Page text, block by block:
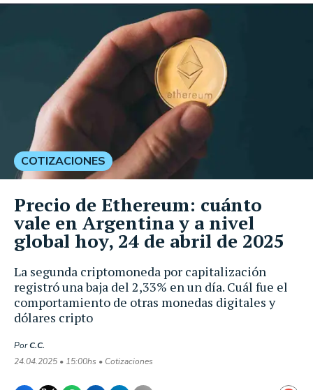
La segunda criptomoneda por capitalización
registró una baja del 2,33% en un día. Cuál fue el
comportamiento de otras monedas digitales y
dólares cripto
PorC.C.
24.04.2025 • 15:00hs • Cotizaciones
COTIZACIONES
Precio de Ethereum: cuánto
vale en Argentina y a nivel
global hoy, 24 de abril de 2025